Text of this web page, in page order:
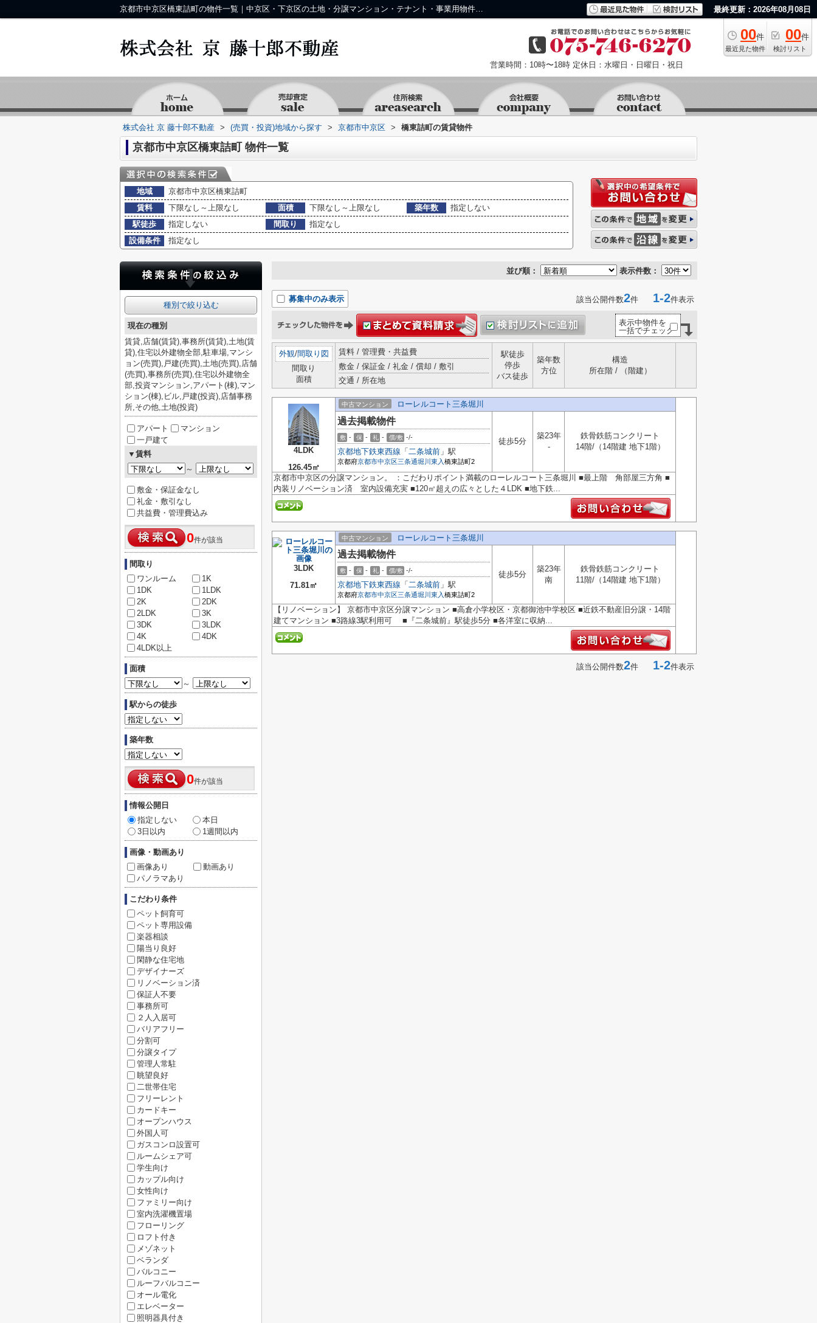
京都市中京区橋東詰町の物件一覧｜中京区・下京区の土地・分譲マンション・テナント・事業用物件なら株式会社 京 藤十郎不動産 最終更新：2026年08月08日
00件
最近見た物件
00件
検討リスト
営業時間：10時〜18時 定休日：水曜日・日曜日・祝日
株式会社 京 藤十郎不動産 > (売買・投資)地域から探す > 京都市中京区 > 橋東詰町の賃貸物件
京都市中京区橋東詰町 物件一覧
地域
京都市中京区橋東詰町
賃料
下限なし～上限なし 面積 下限なし～上限なし 築年数
指定しない
駅徒歩
指定しない 間取り
指定なし
設備条件
指定なし
並び順： 表示件数：
募集中のみ表示 該当公開件数2件 1-2件表示
表示中物件を
一括でチェック
外観/間取り図
間取り
面積
賃料 / 管理費・共益費
敷金 / 保証金 / 礼金 / 償却 / 敷引
交通 / 所在地
駅徒歩
停歩
バス徒歩
築年数
方位
構造
所在階 / （階建）
4LDK
126.45㎡
中古マンション ローレルコート三条堀川
過去掲載物件
敷 - 保 - 礼 - 償/敷 -/-
京都地下鉄東西線 「 二条城前 」駅
京都府京都市中京区 三条通堀川東入橋東詰町2
徒歩5分
築23年
-
鉄骨鉄筋コンクリート
14階/（14階建 地下1階）
京都市中京区の分譲マンション。 ：こだわりポイント満載のローレルコート三条堀川 ■最上階 角部屋三方角 ■
内装リノベーション済 室内設備充実 ■120㎡超えの広々とした４LDK ■地下鉄...
3LDK
71.81㎡
中古マンション ローレルコート三条堀川
過去掲載物件
敷 - 保 - 礼 - 償/敷 -/-
京都地下鉄東西線 「 二条城前 」駅
京都府京都市中京区 三条通堀川東入橋東詰町2
徒歩5分
築23年
南
鉄骨鉄筋コンクリート
11階/（14階建 地下1階）
【リノベーション】 京都市中京区分譲マンション ■高倉小学校区・京都御池中学校区 ■近鉄不動産旧分譲・14階
建てマンション ■3路線3駅利用可 ■『二条城前』駅徒歩5分 ■各洋室に収納...
該当公開件数2件 1-2件表示
種別で絞り込む
現在の種別
賃貸,店舗(賃貸),事務所(賃貸),土地(賃
貸),住宅以外建物全部,駐車場,マンシ
ョン(売買),戸建(売買),土地(売買),店舗
(売買),事務所(売買),住宅以外建物全
部,投資マンション,アパート(棟),マン
ション(棟),ビル,戸建(投資),店舗事務
所,その他,土地(投資)
アパート
マンション
一戸建て
▼賃料
～
敷金・保証金なし
礼金・敷引なし
共益費・管理費込み
0件が該当
間取り
ワンルーム
1K
1DK
1LDK
2K
2DK
2LDK
3K
3DK
3LDK
4K
4DK
4LDK以上
面積
～
駅からの徒歩
築年数
0件が該当
情報公開日
指定しない
本日
3日以内
1週間以内
画像・動画あり
画像あり
動画あり
パノラマあり
こだわり条件
ペット飼育可
ペット専用設備
楽器相談
陽当り良好
閑静な住宅地
デザイナーズ
リノベーション済
保証人不要
事務所可
２人入居可
バリアフリー
分割可
分譲タイプ
管理人常駐
眺望良好
二世帯住宅
フリーレント
カードキー
オープンハウス
外国人可
ガスコンロ設置可
ルームシェア可
学生向け
カップル向け
女性向け
ファミリー向け
室内洗濯機置場
フローリング
ロフト付き
メゾネット
ベランダ
バルコニー
ルーフバルコニー
オール電化
エレベーター
照明器具付き